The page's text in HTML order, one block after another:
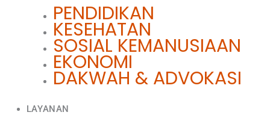
PENDIDIKAN
KESEHATAN
SOSIAL KEMANUSIAAN
EKONOMI
DAKWAH & ADVOKASI
LAYANAN